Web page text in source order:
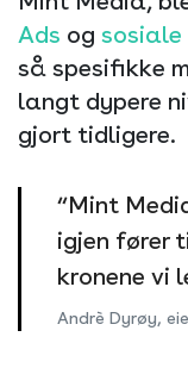
Ads og sosiale
så spesifikke
langt dypere
gjort tidligere.
“Mint
igjen fører
kronene vi
Andrè Dyrøy,